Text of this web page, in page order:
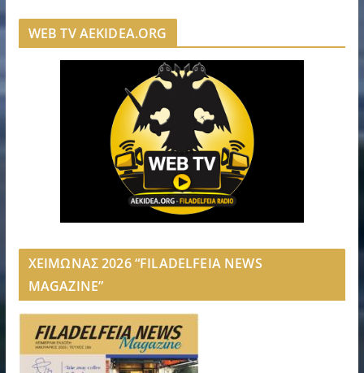
WEB TV AEKIDEA.ORG
ΧΕΙΜΩΝΑΣ 2026 “FILADELFEIA NEWS
MAGAZINE”